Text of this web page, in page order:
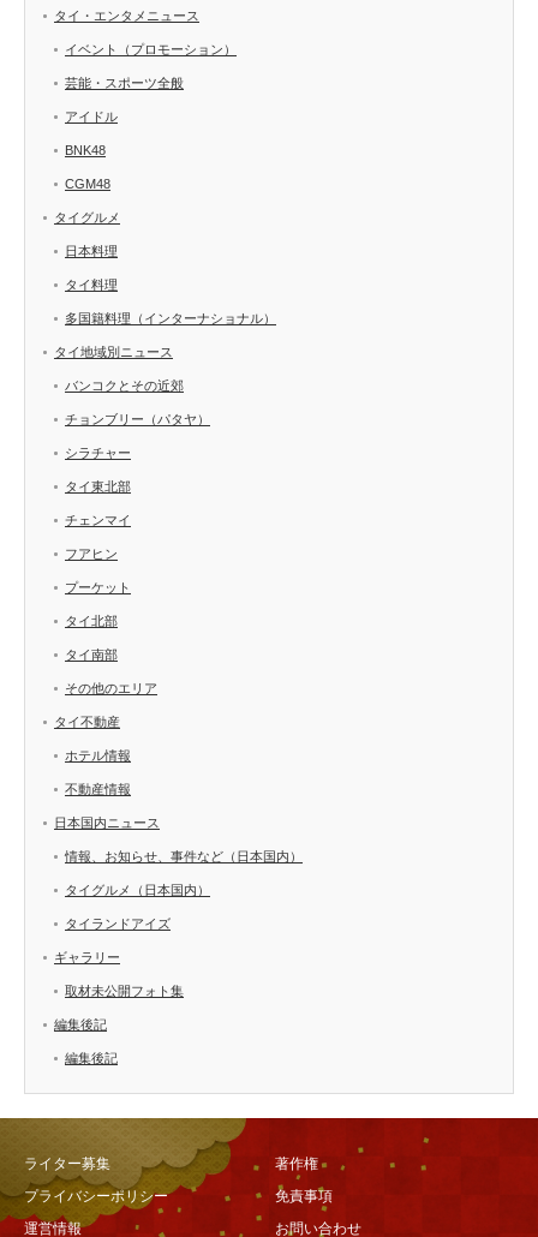
タイ・エンタメニュース
イベント（プロモーション）
芸能・スポーツ全般
アイドル
BNK48
CGM48
タイグルメ
日本料理
タイ料理
多国籍料理（インターナショナル）
タイ地域別ニュース
バンコクとその近郊
チョンブリー（パタヤ）
シラチャー
タイ東北部
チェンマイ
フアヒン
プーケット
タイ北部
タイ南部
その他のエリア
タイ不動産
ホテル情報
不動産情報
日本国内ニュース
情報、お知らせ、事件など（日本国内）
タイグルメ（日本国内）
タイランドアイズ
ギャラリー
取材未公開フォト集
編集後記
編集後記
ライター募集
著作権
プライバシーポリシー
免責事項
運営情報
お問い合わせ